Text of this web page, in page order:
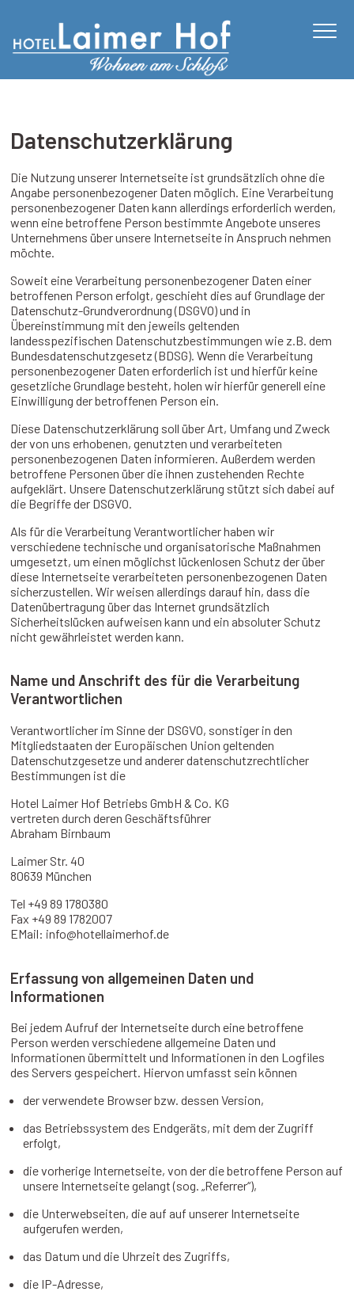
PRENOTAZIONE
UBICAZIONE
ATTIVITÀ
LINGUA:
Datenschutzerklärung
Die Nutzung unserer Internetseite ist grundsätzlich ohne die
Angabe personenbezogener Daten möglich. Eine Verarbeitung
personenbezogener Daten kann allerdings erforderlich werden,
wenn eine betroffene Person bestimmte Angebote unseres
Unternehmens über unsere Internetseite in Anspruch nehmen
möchte.
Soweit eine Verarbeitung personenbezogener Daten einer
betroffenen Person erfolgt, geschieht dies auf Grundlage der
Datenschutz-Grundverordnung (DSGVO) und in
Übereinstimmung mit den jeweils geltenden
landesspezifischen Datenschutzbestimmungen wie z.B. dem
Bundesdatenschutzgesetz (BDSG). Wenn die Verarbeitung
personenbezogener Daten erforderlich ist und hierfür keine
gesetzliche Grundlage besteht, holen wir hierfür generell eine
Einwilligung der betroffenen Person ein.
Diese Datenschutzerklärung soll über Art, Umfang und Zweck
der von uns erhobenen, genutzten und verarbeiteten
personenbezogenen Daten informieren. Außerdem werden
betroffene Personen über die ihnen zustehenden Rechte
aufgeklärt. Unsere Datenschutzerklärung stützt sich dabei auf
die Begriffe der DSGVO.
Als für die Verarbeitung Verantwortlicher haben wir
verschiedene technische und organisatorische Maßnahmen
umgesetzt, um einen möglichst lückenlosen Schutz der über
diese Internetseite verarbeiteten personenbezogenen Daten
sicherzustellen. Wir weisen allerdings darauf hin, dass die
Datenübertragung über das Internet grundsätzlich
Sicherheitslücken aufweisen kann und ein absoluter Schutz
nicht gewährleistet werden kann.
Name und Anschrift des für die Verarbeitung
Verantwortlichen
Verantwortlicher im Sinne der DSGVO, sonstiger in den
Mitgliedstaaten der Europäischen Union geltenden
Datenschutzgesetze und anderer datenschutzrechtlicher
Bestimmungen ist die
Hotel Laimer Hof Betriebs GmbH & Co. KG
vertreten durch deren Geschäftsführer
Abraham Birnbaum
Laimer Str. 40
80639 München
Tel +4989 1780380
Fax +49 891782007
EMail: info@hotellaimerhof.de
Erfassung von allgemeinen Daten und
Informationen
Bei jedem Aufruf der Internetseite durch eine betroffene
Person werden verschiedene allgemeine Daten und
Informationen übermittelt und Informationen in den Logfiles
des Servers gespeichert. Hiervon umfasst sein können
der verwendete Browser bzw. dessen Version,
das Betriebssystem des Endgeräts, mit dem der Zugriff
erfolgt,
die vorherige Internetseite, von der die betroffene Person auf
unsere Internetseite gelangt (sog. „Referrer“),
die Unterwebseiten, die auf auf unserer Internetseite
aufgerufen werden,
das Datum und die Uhrzeit des Zugriffs,
die IP-Adresse,